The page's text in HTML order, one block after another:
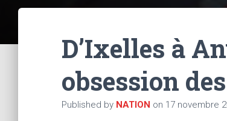
D’Ixelles à
obsession
Published by NATION on 17 novembre